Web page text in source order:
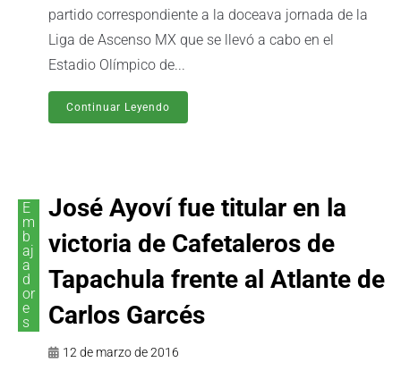
partido correspondiente a la doceava jornada de la
Liga de Ascenso MX que se llevó a cabo en el
Estadio Olímpico de...
Continuar Leyendo
E
m
b
aj
a
d
or
e
s
José Ayoví fue titular en la
victoria de Cafetaleros de
Tapachula frente al Atlante de
Carlos Garcés
12 de marzo de 2016